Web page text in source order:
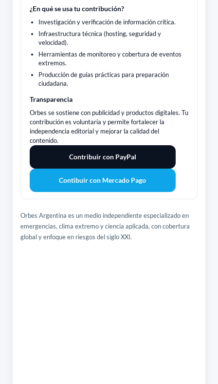
¿En qué se usa tu contribución?
Investigación y verificación de información crítica.
Infraestructura técnica (hosting, seguridad y
velocidad).
Herramientas de monitoreo y cobertura de eventos
extremos.
Producción de guías prácticas para preparación
ciudadana.
Transparencia
Orbes se sostiene con publicidad y productos digitales. Tu
contribución es voluntaria y permite fortalecer la
independencia editorial y mejorar la calidad del
contenido.
Contribuir con PayPal
Contibuir con Mercado Pago
Orbes Argentina es un medio independiente especializado en
emergencias, clima extremo y ciencia aplicada, con cobertura
global y enfoque en riesgos del siglo XXI.